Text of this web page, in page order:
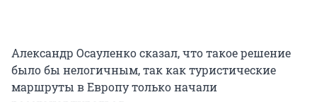
Александр Осауленко сказал, что такое решение
было бы нелогичным, так как туристические
маршруты в Европу только начали